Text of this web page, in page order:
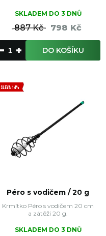
SKLADEM DO 3 DNŮ
887 Kč 798 Kč
DO KOŠÍKU
SLEVA 14%
Péro s vodičem / 20 g
Krmítko Péro s vodičem 20 cm
a zátěží 20 g.
SKLADEM DO 3 DNŮ